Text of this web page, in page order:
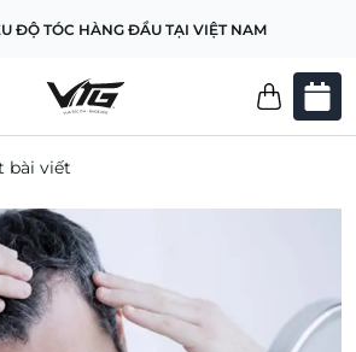
ĐỘ TÓC HÀNG ĐẦU TẠI VIỆT NAM
menu
bài viết